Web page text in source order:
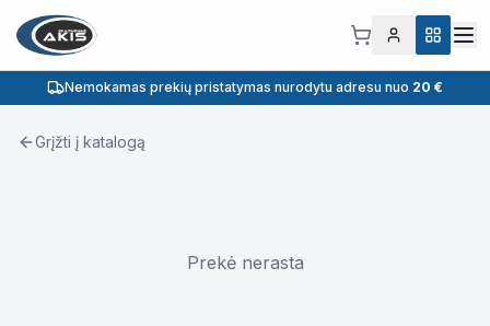
Nemokamas prekių pristatymas nurodytu adresu nuo 20 €
Grįžti į katalogą
Prekė nerasta